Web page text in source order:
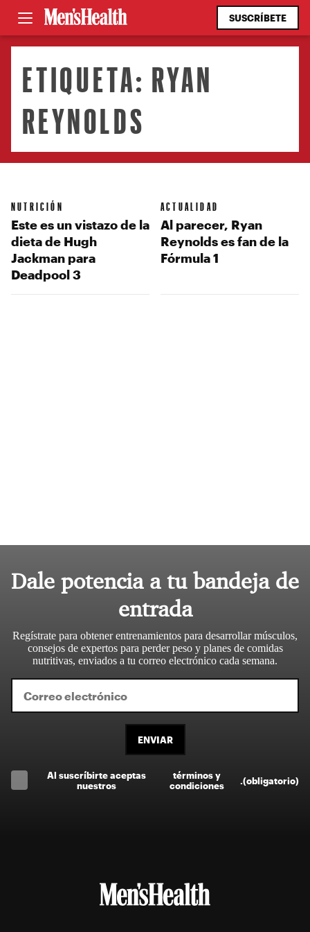
SUSCRÍBETE
ETIQUETA: RYAN
REYNOLDS
NUTRICIÓN
Este es un vistazo de la
dieta de Hugh
Jackman para
Deadpool 3
ACTUALIDAD
Al parecer, Ryan
Reynolds es fan de la
Fórmula 1
Dale potencia a tu bandeja de
entrada
Regístrate para obtener entrenamientos para desarrollar músculos,
consejos de expertos para perder peso y planes de comidas
nutritivas, enviados a tu correo electrónico cada semana.
ENVIAR
Al suscríbirte aceptas
nuestros
términos y
condiciones
(obligatorio)